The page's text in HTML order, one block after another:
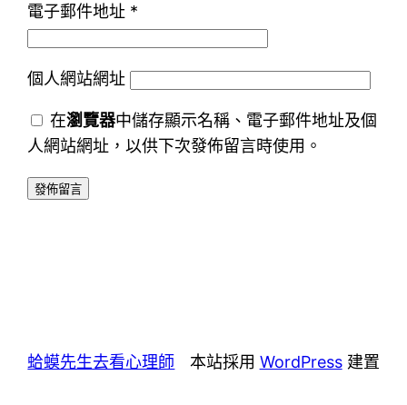
電子郵件地址 *
個人網站網址
在瀏覽器中儲存顯示名稱、電子郵件地址及個
人網站網址，以供下次發佈留言時使用。
蛤蟆先生去看心理師 本站採用 WordPress建置